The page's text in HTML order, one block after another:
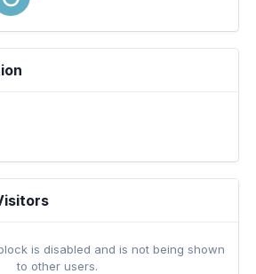
is disabled and is not being shown
to other users.